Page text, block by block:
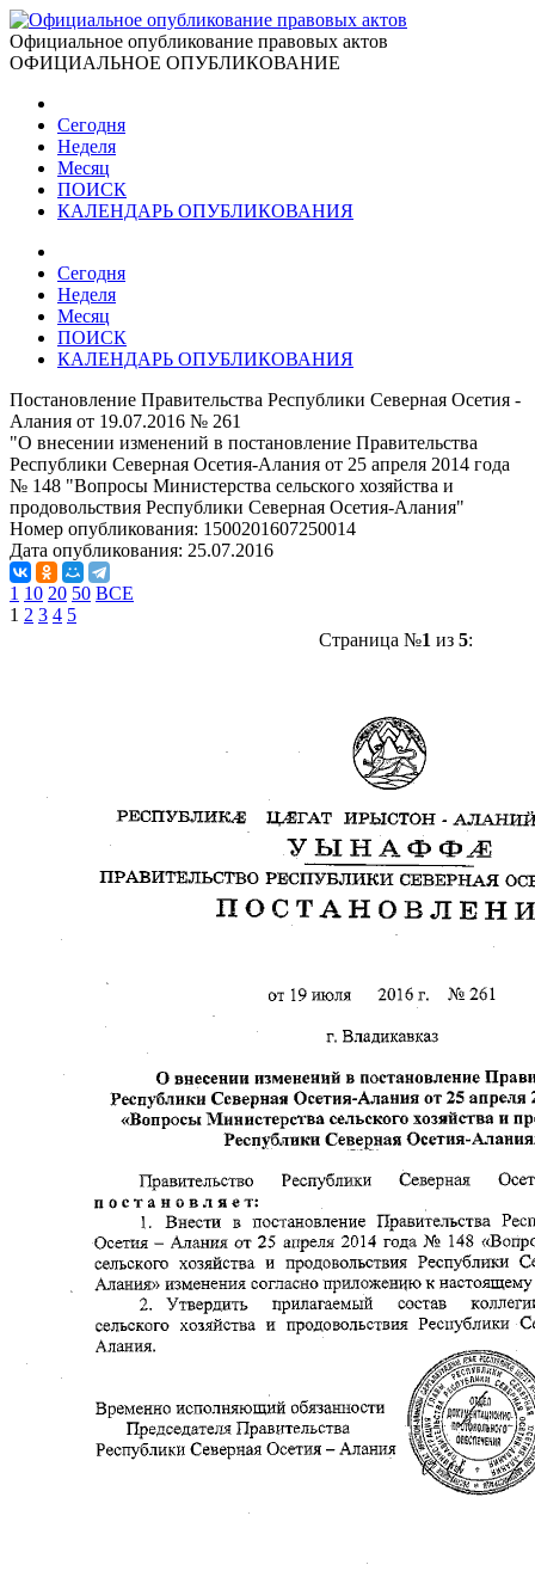
Официальное опубликование правовых актов
ОФИЦИАЛЬНОЕ ОПУБЛИКОВАНИЕ
Сегодня
Неделя
Месяц
ПОИСК
КАЛЕНДАРЬ ОПУБЛИКОВАНИЯ
Сегодня
Неделя
Месяц
ПОИСК
КАЛЕНДАРЬ ОПУБЛИКОВАНИЯ
Постановление Правительства Республики Северная Осетия -
Алания от 19.07.2016 № 261
"О внесении изменений в постановление Правительства
Республики Северная Осетия-Алания от 25 апреля 2014 года
№ 148 "Вопросы Министерства сельского хозяйства и
продовольствия Республики Северная Осетия-Алания"
Номер опубликования: 1500201607250014
Дата опубликования: 25.07.2016
1 10 20 50 ВСЕ
1 2 3 4 5
Страница №1 из 5: